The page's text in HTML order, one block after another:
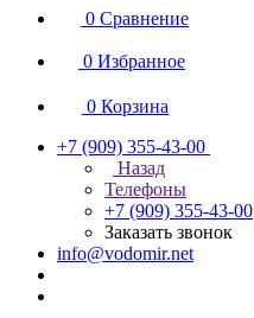
0 Сравнение
0 Избранное
0 Корзина
+7 (909) 355-43-00
Назад
Телефоны
+7 (909) 355-43-00
Заказать звонок
info@vodomir.net